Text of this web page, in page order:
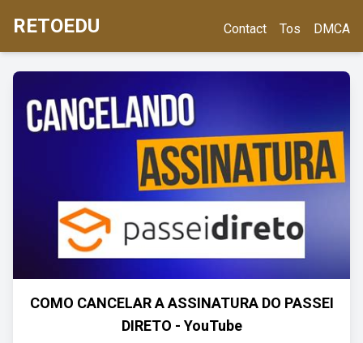
RETOEDU Contact Tos DMCA
COMO CANCELAR A ASSINATURA DO PASSEI
DIRETO - YouTube